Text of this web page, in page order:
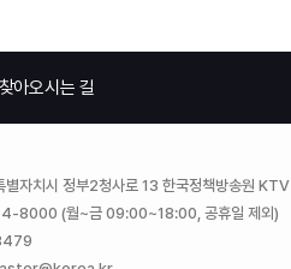
찾아오시는 길
자치시 정부2청사로 13 한국정책방송원 KTV
8000 (월~금 09:00~18:00, 공휴일 제외)